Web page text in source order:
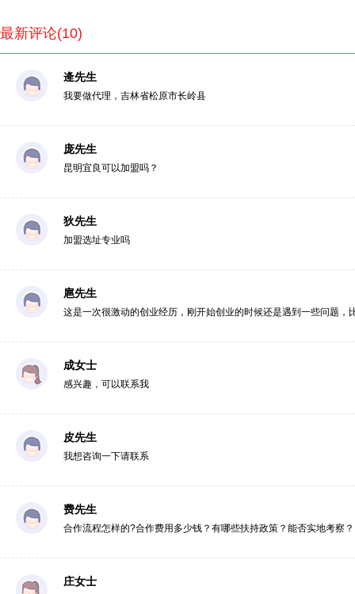
最新评论(10)
逄先生
我要做代理，吉林省松原市长岭县
庞先生
昆明宜良可以加盟吗？
狄先生
加盟选址专业吗
扈先生
这是一次很激动的创业经历，刚开始创业的时候还是遇到一些问题
成女士
感兴趣，可以联系我
皮先生
我想咨询一下请联系
费先生
合作流程怎样的?合作费用多少钱？有哪些扶持政策？能否实地考察？
庄女士